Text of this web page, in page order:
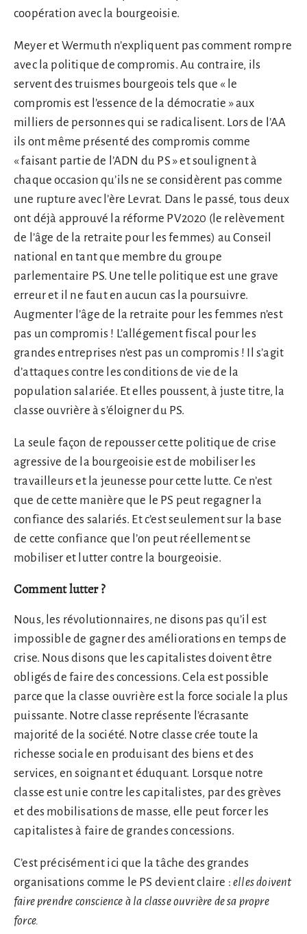
coopération avec la bourgeoisie.
Meyer et Wermuth n’expliquent pas comment rompre
avec la politique de compromis. Au contraire, ils
servent des truismes bourgeois tels que « le
compromis est l’essence de la démocratie » aux
milliers de personnes qui se radicalisent. Lors de l’AA
ils ont même présenté des compromis comme
« faisant partie de l’ADN du PS » et soulignent à
chaque occasion qu’ils ne se considèrent pas comme
une rupture avec l’ère Levrat. Dans le passé, tous deux
ont déjà approuvé la réforme PV2020 (le relèvement
de l’âge de la retraite pour les femmes) au Conseil
national en tant que membre du groupe
parlementaire PS. Une telle politique est une grave
erreur et il ne faut en aucun cas la poursuivre.
Augmenter l’âge de la retraite pour les femmes n’est
pas un compromis ! L’allégement fiscal pour les
grandes entreprises n’est pas un compromis ! Il s’agit
d’attaques contre les conditions de vie de la
population salariée. Et elles poussent, à juste titre, la
classe ouvrière à s’éloigner du PS.
La seule façon de repousser cette politique de crise
agressive de la bourgeoisie est de mobiliser les
travailleurs et la jeunesse pour cette lutte. Ce n’est
que de cette manière que le PS peut regagner la
confiance des salariés. Et c’est seulement sur la base
de cette confiance que l’on peut réellement se
mobiliser et lutter contre la bourgeoisie.
Comment lutter ?
Nous, les révolutionnaires, ne disons pas qu’il est
impossible de gagner des améliorations en temps de
crise. Nous disons que les capitalistes doivent être
obligés de faire des concessions. Cela est possible
parce que la classe ouvrière est la force sociale la plus
puissante. Notre classe représente l’écrasante
majorité de la société. Notre classe crée toute la
richesse sociale en produisant des biens et des
services, en soignant et éduquant. Lorsque notre
classe est unie contre les capitalistes, par des grèves
et des mobilisations de masse, elle peut forcer les
capitalistes à faire de grandes concessions.
C’est précisément ici que la tâche des grandes
organisations comme le PS devient claire :elles doivent
faire prendre conscience à la classe ouvrière de sa propre
force.